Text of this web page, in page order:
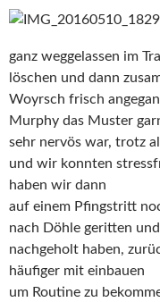
ganz weggelassen im
löschen und dann
Woyrsch frisch
Murphy das Muster
sehr nervös war, trotz
und wir konnten
haben wir dann
auf einem Pfingstritt
nach Döhle geritten
nachgeholt haben,
häufiger mit einbauen
um Routine zu